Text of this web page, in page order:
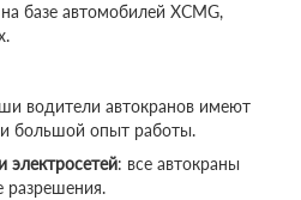
базе автомобилей XCMG,
водители автокранов имеют
большой опыт работы.
электросетей: все автокраны
разрешения.